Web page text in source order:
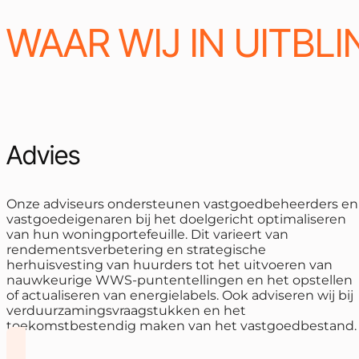
WAAR WIJ IN
Advies
Onze adviseurs ondersteunen vastgoedbeheerders en
vastgoedeigenaren bij het doelgericht optimaliseren
van hun woningportefeuille. Dit varieert van
rendementsverbetering en strategische
herhuisvesting van huurders tot het uitvoeren van
nauwkeurige WWS-puntentellingen en het opstellen
of actualiseren van energielabels. Ook adviseren wij bij
verduurzamingsvraagstukken en het
toekomstbestendig maken van het vastgoedbestand.